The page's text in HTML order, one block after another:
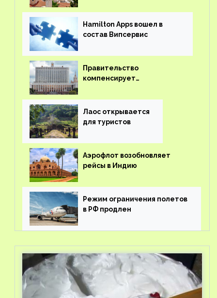
Hamilton Apps вошел в
состав Випсервис
Правительство
компенсирует
вывоз россиян из-за рубежа
Лаос открывается
для туристов
Аэрофлот возобновляет
рейсы в Индию
Режим ограничения полетов
в РФ продлен